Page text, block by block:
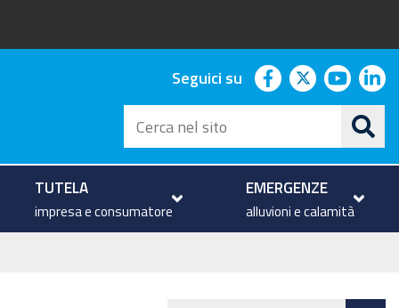
Seguici su facebook
twitter
Cerca
nel
sito
TUTELA
impresa e consumatore
EMERGENZE
alluvioni e calamità